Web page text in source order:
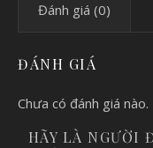
Đánh giá (0)
ĐÁNH GIÁ
Chưa có đánh giá nào.
HÃY LÀ NGƯỜI